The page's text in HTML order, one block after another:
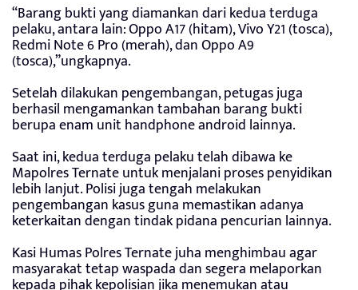
“Barang bukti yang diamankan dari kedua terduga
pelaku, antara lain: Oppo A17 (hitam), Vivo Y21 (tosca),
Redmi Note 6 Pro (merah), dan Oppo A9
(tosca),”ungkapnya.
Setelah dilakukan pengembangan, petugas juga
berhasil mengamankan tambahan barang bukti
berupa enam unit handphone android lainnya.
Saat ini, kedua terduga pelaku telah dibawa ke
Mapolres Ternate untuk menjalani proses penyidikan
lebih lanjut. Polisi juga tengah melakukan
pengembangan kasus guna memastikan adanya
keterkaitan dengan tindak pidana pencurian lainnya.
Kasi Humas Polres Ternate juha menghimbau agar
masyarakat tetap waspada dan segera melaporkan
kepada pihak kepolisian jika menemukan atau